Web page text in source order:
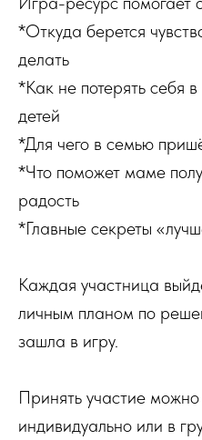
*Откуда берется
делать
*Как не потерять себя
детей
*Для чего в семью
*Что поможет маме
радость
*Главные секреты
Каждая участница
личным планом по
зашла в игру.
Принять участие
индивидуально или в